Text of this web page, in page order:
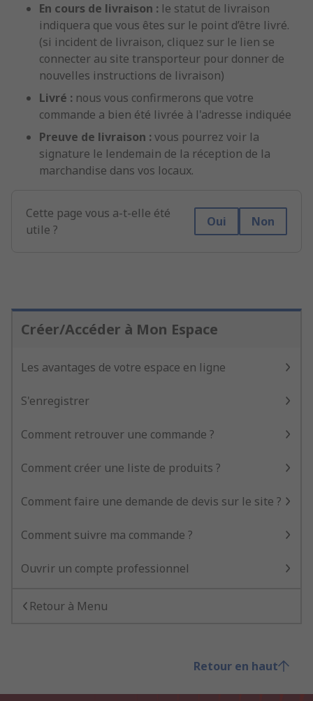
En cours de livraison : le statut de livraison
indiquera que vous êtes sur le point d’être livré.
(si incident de livraison, cliquez sur le lien se
connecter au site transporteur pour donner de
nouvelles instructions de livraison)
Livré : nous vous confirmerons que votre
commande a bien été livrée à l'adresse indiquée
Preuve de livraison : vous pourrez voir la
signature le lendemain de la réception de la
marchandise dans vos locaux.
Cette page vous a-t-elle été
utile ?
Oui Non
Créer/Accéder à Mon Espace
Les avantages de votre espace en ligne
S'enregistrer
Comment retrouver une commande ?
Comment créer une liste de produits ?
Comment faire une demande de devis sur le site ?
Comment suivre ma commande ?
Ouvrir un compte professionnel
Retour à Menu
Retour en haut